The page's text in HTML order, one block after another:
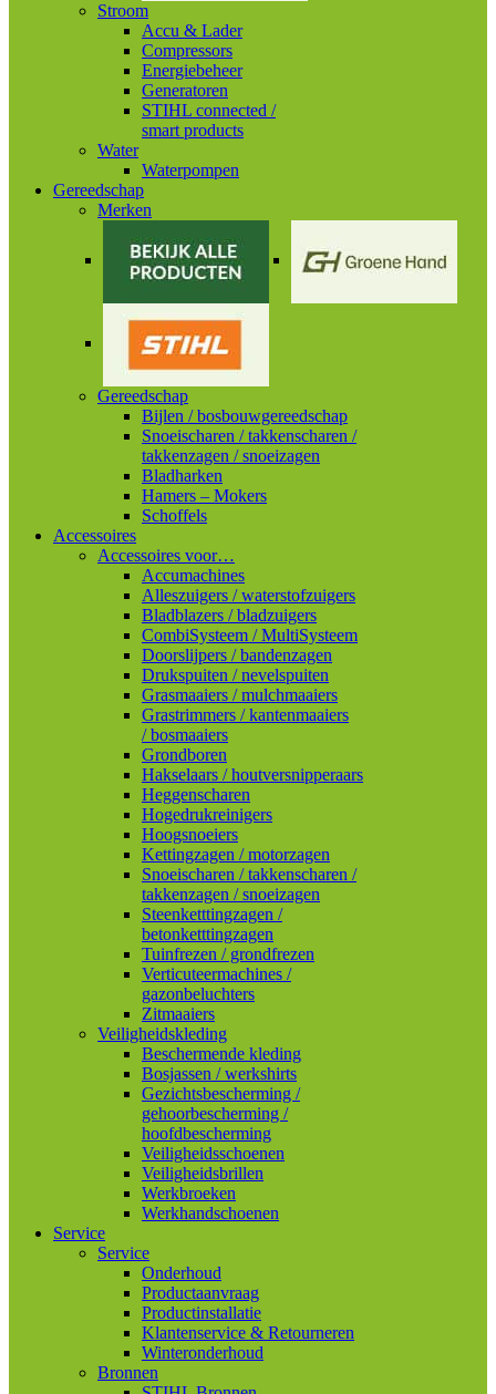
Stroom
Accu & Lader
Compressors
Energiebeheer
Generatoren
STIHL connected /
smart products
Water
Waterpompen
Gereedschap
Merken
Gereedschap
Bijlen / bosbouwgereedschap
Snoeischaren / takkenscharen /
takkenzagen / snoeizagen
Bladharken
Hamers – Mokers
Schoffels
Accessoires
Accessoires voor…
Accumachines
Alleszuigers / waterstofzuigers
Bladblazers / bladzuigers
CombiSysteem / MultiSysteem
Doorslijpers / bandenzagen
Drukspuiten / nevelspuiten
Grasmaaiers / mulchmaaiers
Grastrimmers / kantenmaaiers
/ bosmaaiers
Grondboren
Hakselaars / houtversnipperaars
Heggenscharen
Hogedrukreinigers
Hoogsnoeiers
Kettingzagen / motorzagen
Snoeischaren / takkenscharen /
takkenzagen / snoeizagen
Steenketttingzagen /
betonketttingzagen
Tuinfrezen / grondfrezen
Verticuteermachines /
gazonbeluchters
Zitmaaiers
Veiligheidskleding
Beschermende kleding
Bosjassen / werkshirts
Gezichtsbescherming /
gehoorbescherming /
hoofdbescherming
Veiligheidsschoenen
Veiligheidsbrillen
Werkbroeken
Werkhandschoenen
Service
Service
Onderhoud
Productaanvraag
Productinstallatie
Klantenservice & Retourneren
Winteronderhoud
Bronnen